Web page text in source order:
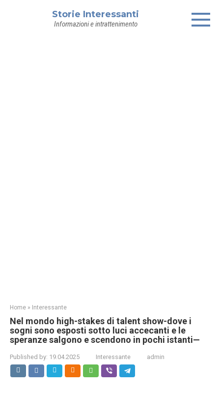
Storie Interessanti
Informazioni e intrattenimento
Home » Interessante
Nel mondo high-stakes di talent show-dove i
sogni sono esposti sotto luci accecanti e le
speranze salgono e scendono in pochi istanti—
Published by: 19.04.2025 Interessante admin